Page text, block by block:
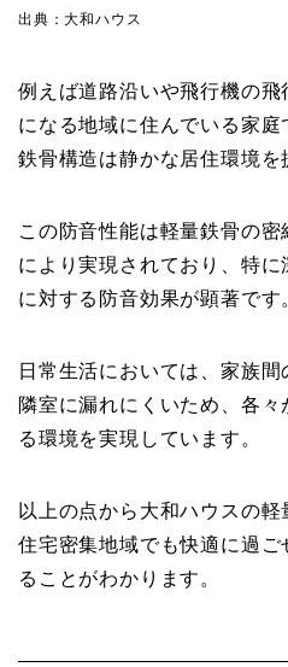
出典：大和ハウス
例えば道路沿いや飛行機の
になる地域に住んでいる家
鉄骨構造は静かな居住環境を
この防音性能は軽量鉄骨の
により実現されており、特
に対する防音効果が顕著です
日常生活においては、家族
隣室に漏れにくいため、各々
る環境を実現しています。
以上の点から大和ハウスの
住宅密集地域でも快適に過
ることがわかります。